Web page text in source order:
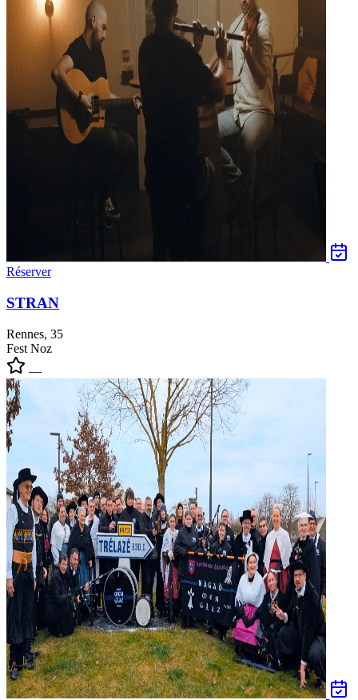
Réserver
STRAN
Rennes, 35
Fest Noz
—